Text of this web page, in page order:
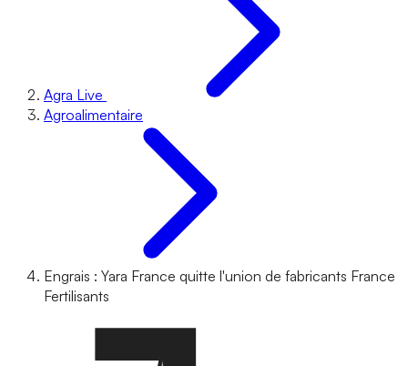
Agra Live
Agroalimentaire
Engrais : Yara France quitte l'union de fabricants France
Fertilisants